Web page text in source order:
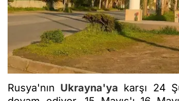
Rusya'nın Ukrayna'ya karşı 24